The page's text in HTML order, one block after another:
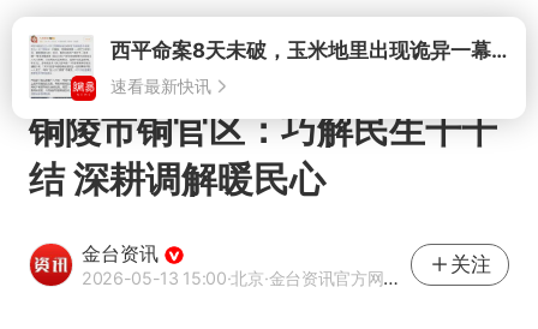
打开
铜陵市铜官区：巧解民生千千
结 深耕调解暖民心
金台资讯
2026-05-13 15:00·北京·金台资讯官方网易号
关注